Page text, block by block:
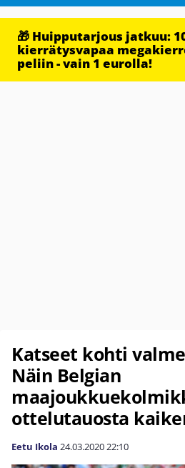
🎁 Huipputarjous jatkuu:
kierrätysvapaa
peliin - vain 1 eurolla!
Katseet kohti
Näin Belgian
ottelutauosta
Eetu Ikola 24.03.202022:10